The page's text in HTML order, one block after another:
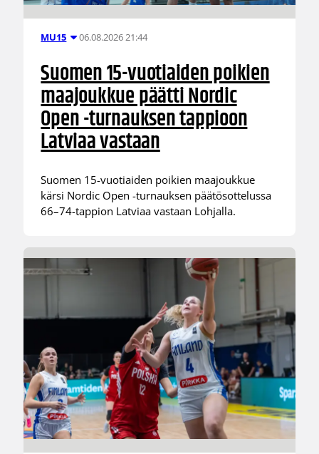
MU15 06.08.2026 21:44
Suomen 15-vuotiaiden poikien
maajoukkue päätti Nordic
Open -turnauksen tappioon
Latviaa vastaan
Suomen 15-vuotiaiden poikien maajoukkue
kärsi Nordic Open -turnauksen päätösottelussa
66–74-tappion Latviaa vastaan Lohjalla.